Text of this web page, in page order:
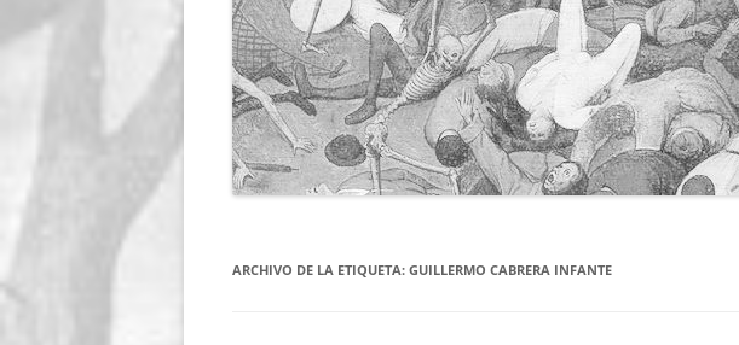
ARCHIVO DE LA ETIQUETA: GUILLERMO CABRERA INFANTE